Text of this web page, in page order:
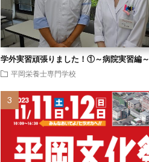
学外実習頑張りました！①～病院実習編～
平岡栄養士専門学校